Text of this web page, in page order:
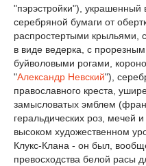
"пэрэстройки"),
серебряной бумаги от
распростертыми крыльями,
в виде ведерка, с
буйволовыми рогами,
"Александр Невский"),
православного креста,
замысловатых эмблем
геральдических роз, мечей
высоком художественном
Клукс-Клана - он был,
превосходства белой расы